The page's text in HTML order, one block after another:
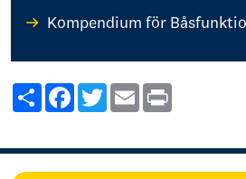
Kompendium för
ShareFacebook
TwitterEmail